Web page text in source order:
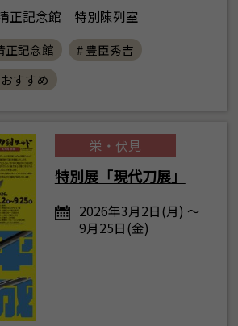
正記念館 特別陳列室
正記念館
# 豊臣秀吉
すすめ
栄・伏見
特別展「現代刀展」
2026年3月2日(月) ～
9月25日(金)